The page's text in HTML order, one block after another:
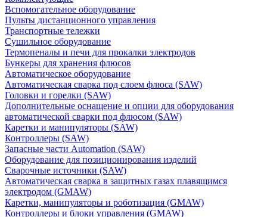
Вспомогательное оборудование
Пульты дистанционного управления
Транспортные тележки
Сушильное оборудование
Термопеналы и печи для прокалки электродов
Бункеры для хранения флюсов
Автоматическое оборудование
Автоматическая сварка под слоем флюса (SAW)
Головки и горелки (SAW)
Дополнительные оснащение и опции для оборудования
автоматической сварки под флюсом (SAW)
Каретки и манипуляторы (SAW)
Контроллеры (SAW)
Запасные части Automation (SAW)
Оборудование для позиционирования изделий
Сварочные источники (SAW)
Автоматическая сварка в защитных газах плавящимся
электродом (GMAW)
Каретки, манипуляторы и роботизация (GMAW)
Контроллеры и блоки управления (GMAW)